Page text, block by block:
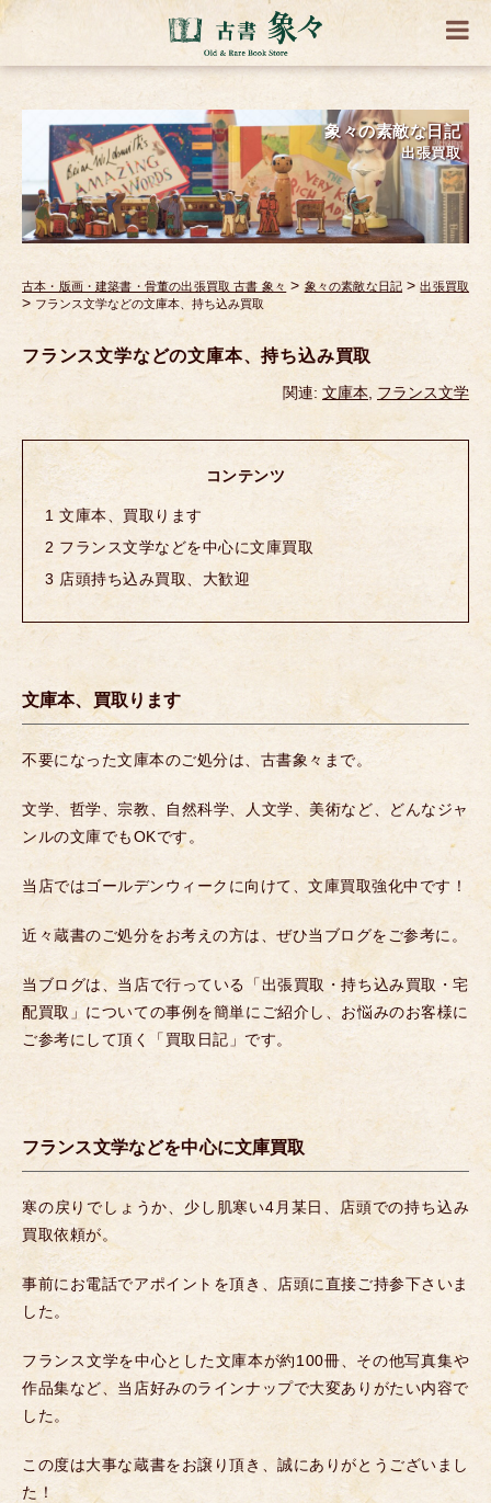
象々の素敵な日記
出張買取
古本・版画・建築書・骨董の出張買取 古書 象々 > 象々の素敵な日記 >出張買取
> フランス文学などの文庫本、持ち込み買取
フランス文学などの文庫本、持ち込み買取
関連: 文庫本, フランス文学
コンテンツ
1 文庫本、買取ります
2 フランス文学などを中心に文庫買取
3 店頭持ち込み買取、大歓迎
文庫本、買取ります
不要になった文庫本のご処分は、古書象々まで。
文学、哲学、宗教、自然科学、人文学、美術など、どんなジャ
ンルの文庫でもOKです。
当店ではゴールデンウィークに向けて、文庫買取強化中です！
近々蔵書のご処分をお考えの方は、ぜひ当ブログをご参考に。
当ブログは、当店で行っている「出張買取・持ち込み買取・宅
配買取」についての事例を簡単にご紹介し、お悩みのお客様に
ご参考にして頂く「買取日記」です。
フランス文学などを中心に文庫買取
寒の戻りでしょうか、少し肌寒い4月某日、店頭での持ち込み
買取依頼が。
事前にお電話でアポイントを頂き、店頭に直接ご持参下さいま
した。
フランス文学を中心とした文庫本が約100冊、その他写真集や
作品集など、当店好みのラインナップで大変ありがたい内容で
した。
この度は大事な蔵書をお譲り頂き、誠にありがとうございまし
た！